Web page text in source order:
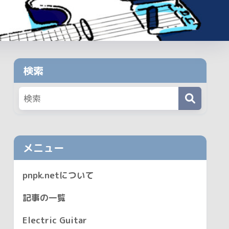
検索
メニュー
pnpk.netについて
記事の一覧
Electric Guitar